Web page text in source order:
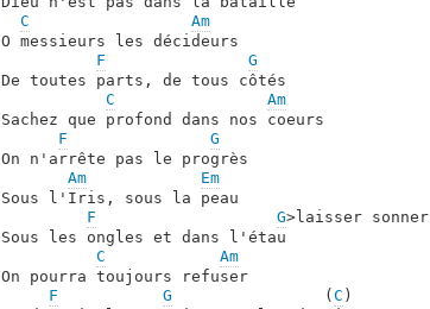
C
Am
O messieurs les décideurs
F
G
De toutes parts, de tous côtés
C
Am
Sachez que profond dans nos coeurs
F
G
On n'arrête pas le progrès
Am
Em
Sous l'Iris, sous la peau
F
G>laisser sonner
Sous les ongles et dans l'étau
C
Am
On pourra toujours refuser
F
G
                (
C )